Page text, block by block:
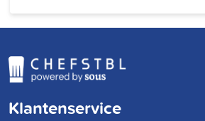
Klantenservice